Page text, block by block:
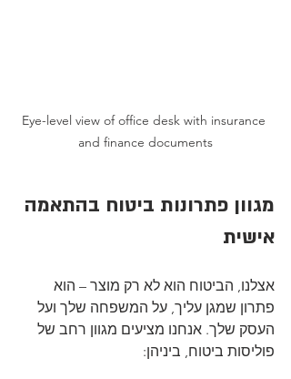
Eye-level view of office desk with insurance
and finance documents
מגוון פתרונות ביטוח בהתאמה
אישית
אצלנו, הביטוח הוא לא רק מוצר – הוא
פתרון שמגן עליך, על המשפחה שלך ועל
העסק שלך. אנחנו מציעים מגוון רחב של
פוליסות ביטוח, ביניהן: